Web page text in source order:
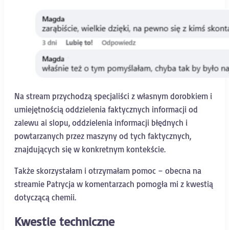
Na stream przychodzą specjaliści z własnym dorobkiem i
umiejętnością oddzielenia faktycznych informacji od
zalewu ai slopu, oddzielenia informacji błędnych i
powtarzanych przez maszyny od tych faktycznych,
znajdujących się w konkretnym kontekście.
Także skorzystałam i otrzymałam pomoc – obecna na
streamie Patrycja w komentarzach pomogła mi z kwestią
dotyczącą chemii.
Kwestie techniczne